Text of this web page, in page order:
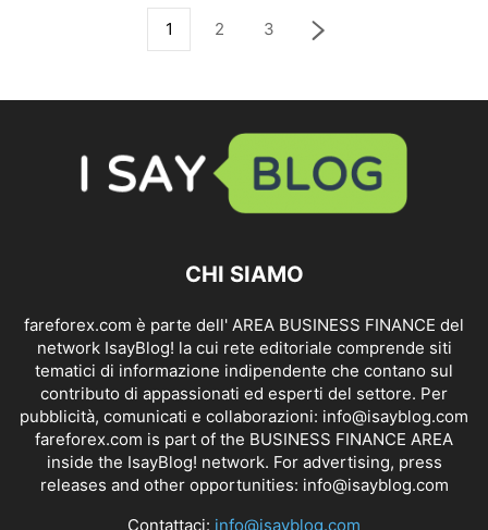
1 2 3
CHI SIAMO
fareforex.com è parte dell' AREA BUSINESS FINANCE del
network IsayBlog! la cui rete editoriale comprende siti
tematici di informazione indipendente che contano sul
contributo di appassionati ed esperti del settore. Per
pubblicità, comunicati e collaborazioni: info@isayblog.com
fareforex.com is part of the BUSINESS FINANCE AREA
inside the IsayBlog! network. For advertising, press
releases and other opportunities: info@isayblog.com
Contattaci: info@isayblog.com